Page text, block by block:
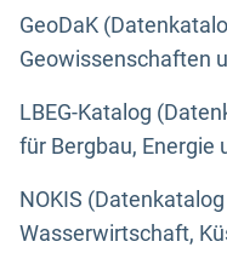
GeoDaK
Geowissenschaften
LBEG-Katalog
für Bergbau, Energie
NOKIS
Wasserwirtschaft,